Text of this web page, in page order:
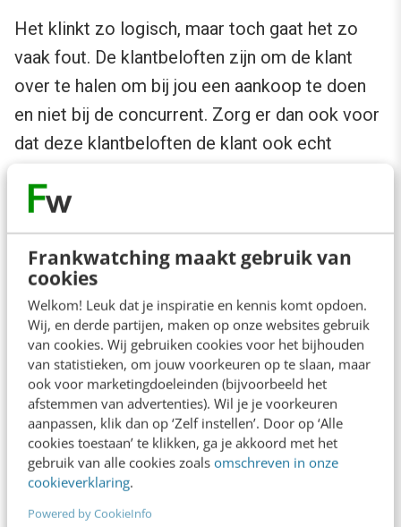
Frankwatching maakt gebruik van
cookies
Welkom! Leuk dat je inspiratie en kennis komt opdoen.
Wij, en derde partijen, maken op onze websites gebruik
van cookies. Wij gebruiken cookies voor het bijhouden
van statistieken, om jouw voorkeuren op te slaan, maar
ook voor marketingdoeleinden (bijvoorbeeld het
afstemmen van advertenties). Wil je je voorkeuren
aanpassen, klik dan op ‘Zelf instellen’. Door op ‘Alle
cookies toestaan’ te klikken, ga je akkoord met het
gebruik van alle cookies zoals omschreven in onze
cookieverklaring.
Powered by CookieInfo
Het klinkt zo logisch, maar toch gaat het zo
vaak fout. De klantbeloften zijn om de klant
over te halen om bij jou een aankoop te doen
en niet bij de concurrent. Zorg er dan ook voor
dat deze klantbeloften de klant ook echt
heeft. Welk probleem wil de klant oplossen?
Speel hierop in met de klantbeloften.
5. Houd het simpel
Misschien wel één van de belangrijkste tips:
houd het simpel. Zowel in de formulering als in
de belofte. Zorg ervoor dat iedereen het
begrijpt, dat je geen moeilijke begrippen
gebruikt en zorg ervoor dat er geen
misvattingen kunnen ontstaan over de belofte.
Voordat je de beloftes bekendmaakt, test ze